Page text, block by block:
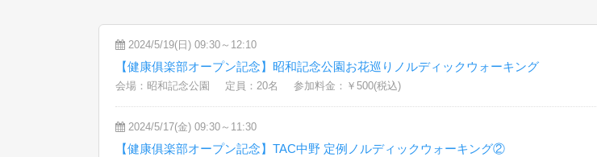
2024/5/19(日) 09:30～12:10
【健康俱楽部オープン記念】昭和記念公園お花巡りノルディックウォーキング
会場：昭和記念公園 定員：20名 参加料金：￥500(税込)
2024/5/17(金) 09:30～11:30
【健康俱楽部オープン記念】TAC中野 定例ノルディックウォーキング②